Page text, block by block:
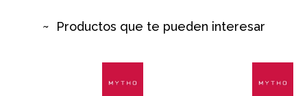
Productos que te pueden interesar